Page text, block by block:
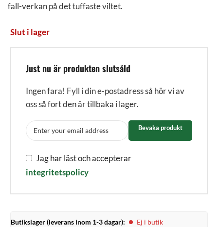
fall-verkan på det tuffaste viltet.
Slut i lager
Just nu är produkten slutsåld
Ingen fara! Fyll i din e-postadress så hör vi av
oss så fort den är tillbaka i lager.
Bevaka produkt
Jag har läst och accepterar
integritetspolicy
Butikslager (leverans inom 1-3 dagar):
Ej i butik